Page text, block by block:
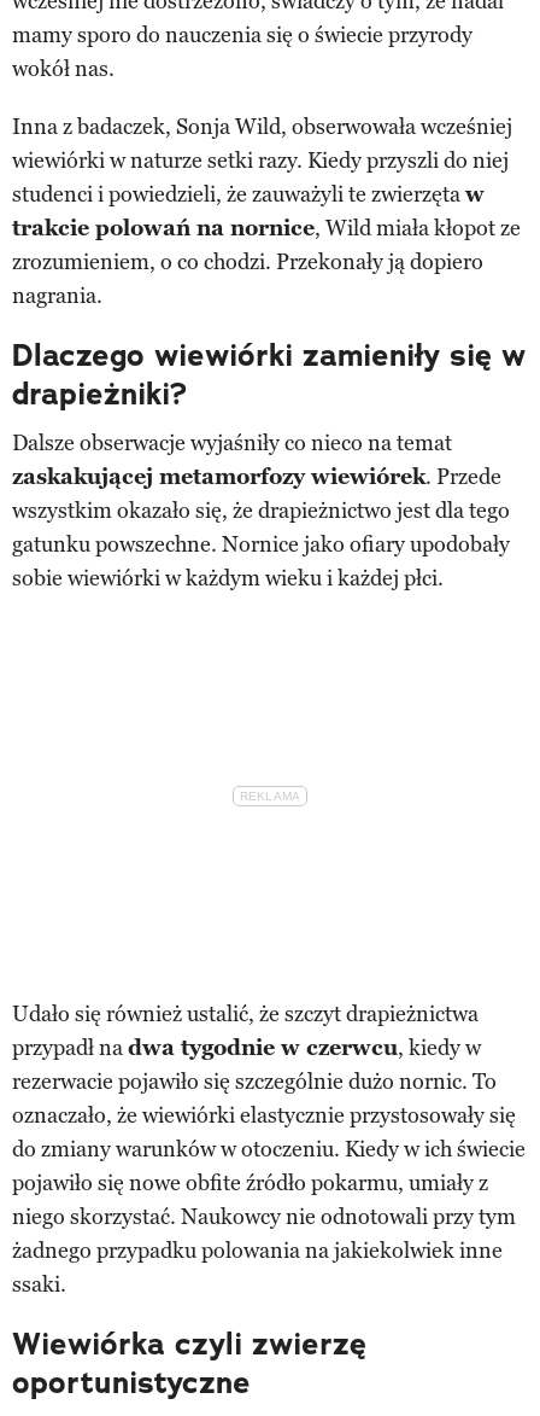
mamy sporo do nauczenia się o świecie przyrody
wokół nas.
Inna z badaczek, Sonja Wild, obserwowała wcześniej
wiewiórki w naturze setki razy. Kiedy przyszli do niej
studenci i powiedzieli, że zauważyli te zwierzętaw
trakcie polowań na nornice, Wild miała kłopot ze
zrozumieniem, o co chodzi. Przekonały ją dopiero
nagrania.
Dlaczego wiewiórki zamieniły się w
drapieżniki?
Dalsze obserwacje wyjaśniły co nieco na temat
zaskakującej metamorfozy wiewiórek. Przede
wszystkim okazało się, że drapieżnictwo jest dla tego
gatunku powszechne. Nornice jako ofiary upodobały
sobie wiewiórki w każdym wieku i każdej płci.
Udało się również ustalić, że szczyt drapieżnictwa
przypadł nadwa tygodnie w czerwcu, kiedy w
rezerwacie pojawiło się szczególnie dużo nornic. To
oznaczało, że wiewiórki elastycznie przystosowały się
do zmiany warunków w otoczeniu. Kiedy w ich świecie
pojawiło się nowe obfite źródło pokarmu, umiały z
niego skorzystać. Naukowcy nie odnotowali przy tym
żadnego przypadku polowania na jakiekolwiek inne
ssaki.
Wiewiórka czyli zwierzę
oportunistyczne